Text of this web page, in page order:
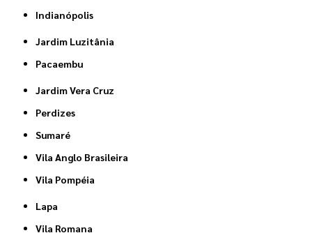
Indianópolis
Jardim Luzitânia
Pacaembu
Jardim Vera Cruz
Perdizes
Sumaré
Vila Anglo Brasileira
Vila Pompéia
Lapa
Vila Romana